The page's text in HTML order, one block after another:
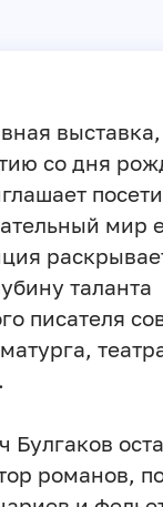
выставка,
со дня
мир
таланта
писателя
романов,